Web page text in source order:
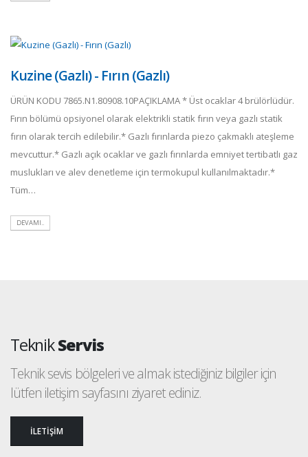
Kuzine (Gazlı) - Fırın (Gazlı)
ÜRÜN KODU 7865.N1.80908.10PAÇIKLAMA * Üst ocaklar 4 brülörlüdür.
Fırın bölümü opsiyonel olarak elektrikli statik fırın veya gazlı statik
fırın olarak tercih edilebilir.* Gazlı fırınlarda piezo çakmaklı ateşleme
mevcuttur.* Gazlı açık ocaklar ve gazlı fırınlarda emniyet tertibatlı gaz
muslukları ve alev denetleme için termokupul kullanılmaktadır.*
Tüm…
DEVAMI..
TeknikServis
Teknik sevis bölgeleri ve almak istediğiniz bilgiler için
lütfen iletişim sayfasını ziyaret ediniz.
İLETİŞİM